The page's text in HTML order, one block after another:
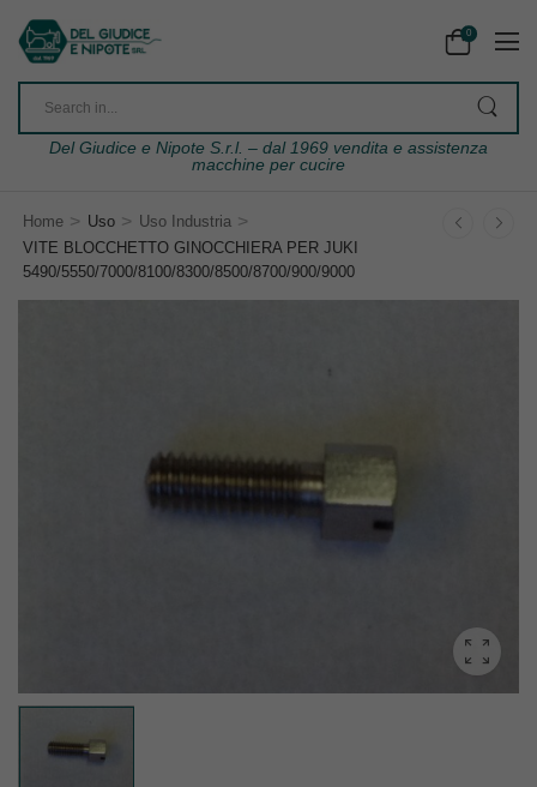
0
Del Giudice e Nipote S.r.l. – dal 1969 vendita e assistenza
macchine per cucire
Home > Uso > Uso Industria >
VITE BLOCCHETTO GINOCCHIERA PER JUKI
5490/5550/7000/8100/8300/8500/8700/900/9000